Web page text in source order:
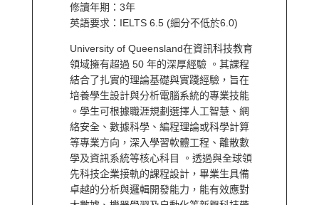
修讀年期：3年
英語要求：IELTS 6.5 (細分不低於6.0)
University of Queensland在資訊科技教育
領域擁有超過 50 年的深厚經驗 。其課程
結合了扎實的理論基礎與實踐經驗，旨在
培養學生設計與分析電腦系統的專業技能
。學生可根據職涯規劃選擇人工智慧、網
絡安全、數據科學、編程理論或科學計算
等專業方向，深入學習軟體工程、離散數
學及資訊系統等核心科目 。透過與全球領
先科技企業接軌的課程設計，畢業生具備
卓越的分析與邏輯開發能力，能有效應對